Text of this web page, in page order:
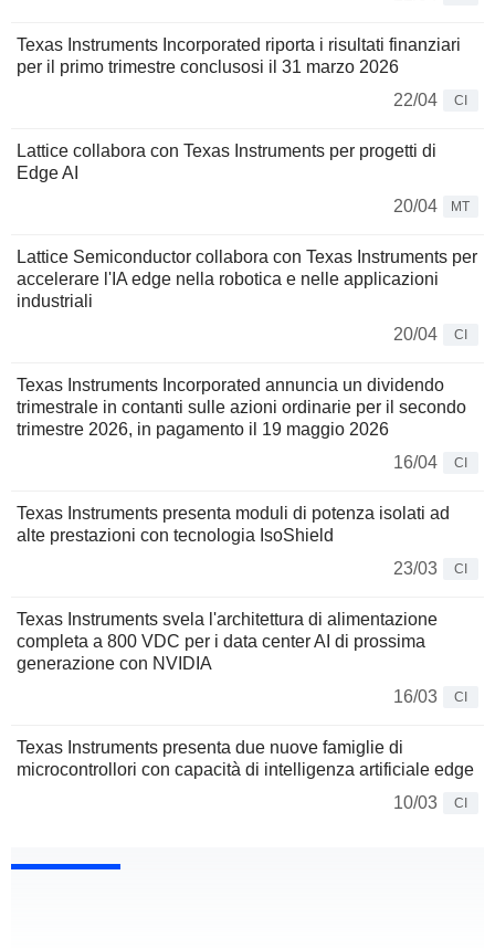
Texas Instruments Incorporated riporta i risultati finanziari
per il primo trimestre conclusosi il 31 marzo 2026
22/04
CI
Lattice collabora con Texas Instruments per progetti di
Edge AI
20/04
MT
Lattice Semiconductor collabora con Texas Instruments per
accelerare l'IA edge nella robotica e nelle applicazioni
industriali
20/04
CI
Texas Instruments Incorporated annuncia un dividendo
trimestrale in contanti sulle azioni ordinarie per il secondo
trimestre 2026, in pagamento il 19 maggio 2026
16/04
CI
Texas Instruments presenta moduli di potenza isolati ad
alte prestazioni con tecnologia IsoShield
23/03
CI
Texas Instruments svela l'architettura di alimentazione
completa a 800 VDC per i data center AI di prossima
generazione con NVIDIA
16/03
CI
Texas Instruments presenta due nuove famiglie di
microcontrollori con capacità di intelligenza artificiale edge
10/03
CI